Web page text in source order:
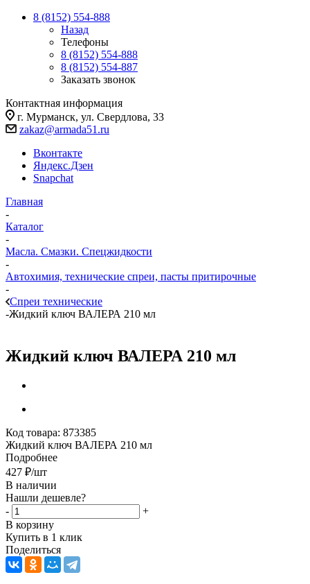
8 (8152) 554-888
Назад
Телефоны
8 (8152) 554-888
8 (8152) 554-887
Заказать звонок
Контактная информация
г. Мурманск, ул. Свердлова, 33
zakaz@armada51.ru
Вконтакте
Яндекс.Дзен
Snapchat
Главная
-
Каталог
-
Масла. Смазки. Спецжидкости
-
Автохимия, технические спреи, пасты притирочные
-
Спреи технические
-Жидкий ключ ВАЛЕРА 210 мл
Жидкий ключ ВАЛЕРА 210 мл
Код товара: 873385
Жидкий ключ ВАЛЕРА 210 мл
Подробнее
427 ₽/шт
В наличии
Нашли дешевле?
-
+
В корзину
Купить в 1 клик
Поделиться